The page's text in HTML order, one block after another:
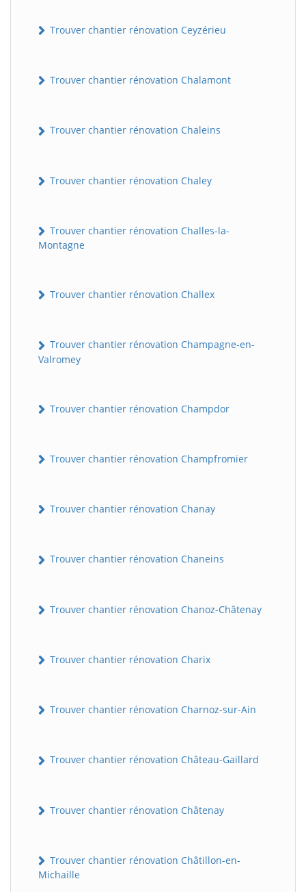
Trouver chantier rénovation Ceyzérieu
Trouver chantier rénovation Chalamont
Trouver chantier rénovation Chaleins
Trouver chantier rénovation Chaley
Trouver chantier rénovation Challes-la-
Montagne
Trouver chantier rénovation Challex
Trouver chantier rénovation Champagne-en-
Valromey
Trouver chantier rénovation Champdor
Trouver chantier rénovation Champfromier
Trouver chantier rénovation Chanay
Trouver chantier rénovation Chaneins
Trouver chantier rénovation Chanoz-Châtenay
Trouver chantier rénovation Charix
Trouver chantier rénovation Charnoz-sur-Ain
Trouver chantier rénovation Château-Gaillard
Trouver chantier rénovation Châtenay
Trouver chantier rénovation Châtillon-en-
Michaille